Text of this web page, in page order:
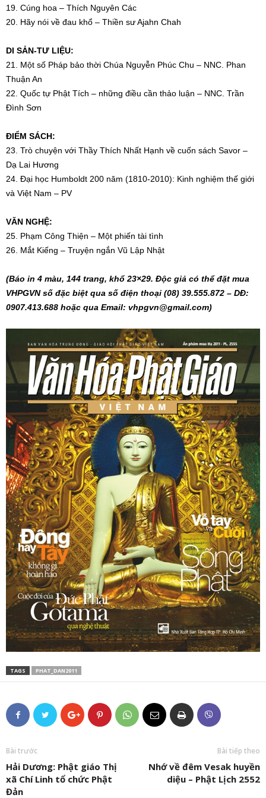
19. Cúng hoa – Thích Nguyên Các
20. Hãy nói về đau khổ – Thiền sư Ajahn Chah
DI SẢN-TƯ LIỆU:
21. Một số Pháp bảo thời Chúa Nguyễn Phúc Chu – NNC. Phan
Thuận An
22. Quốc tự Phật Tích – những điều cần thảo luận – NNC. Trần
Đình Sơn
ĐIỂM SÁCH:
23. Trò chuyện với Thầy Thích Nhất Hạnh về cuốn sách Savor –
Dạ Lai Hương
24. Đại học Humboldt 200 năm (1810-2010): Kinh nghiệm thế giới
và Việt Nam – PV
VĂN NGHỆ:
25. Phạm Công Thiện – Một phiến tài tình
26. Mắt Kiếng – Truyện ngắn Vũ Lập Nhật
(Báo in 4 màu, 144 trang, khổ 23×29. Độc giả có thể đặt mua
VHPGVN số đặc biệt qua số điện thoại (08) 39.555.872 – DĐ:
0907.413.688 hoặc qua Email: vhpgvn@gmail.com)
TAGS PHAT_DAN2011
Bài trước
Hải Dương: Phật giáo Thị
xã Chí Linh tổ chức Phật
Đản
Bài tiếp theo
Nhớ về đêm Vesak huyền
diệu – Phật Lịch 2552